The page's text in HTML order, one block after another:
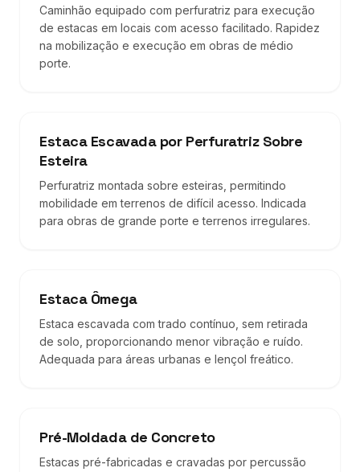
Caminhão equipado com perfuratriz para execução
de estacas em locais com acesso facilitado. Rapidez
na mobilização e execução em obras de médio
porte.
Estaca Escavada por Perfuratriz Sobre
Esteira
Perfuratriz montada sobre esteiras, permitindo
mobilidade em terrenos de difícil acesso. Indicada
para obras de grande porte e terrenos irregulares.
Estaca Ômega
Estaca escavada com trado contínuo, sem retirada
de solo, proporcionando menor vibração e ruído.
Adequada para áreas urbanas e lençol freático.
Pré-Moldada de Concreto
Estacas pré-fabricadas e cravadas por percussão